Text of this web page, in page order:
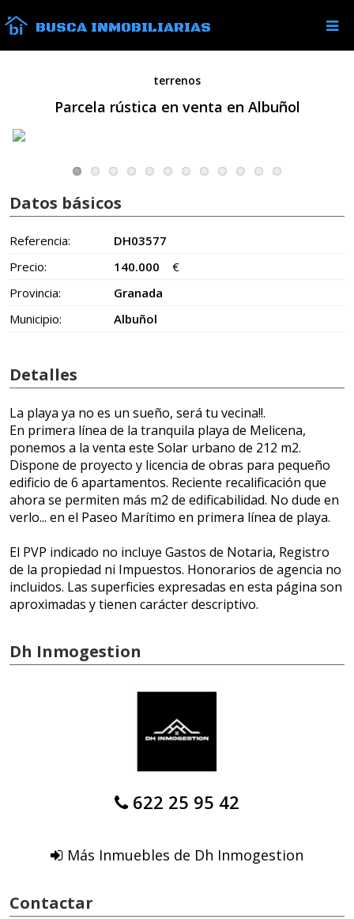
BUSCA INMOBILIARIAS
terrenos
Parcela rústica en venta en Albuñol
Datos básicos
Referencia:
DH03577
Precio:
140.000
€
Provincia:
Granada
Municipio:
Albuñol
Detalles
La playa ya no es un sueño, será tu vecina!!.
En primera línea de la tranquila playa de Melicena,
ponemos a la venta este Solar urbano de 212 m2.
Dispone de proyecto y licencia de obras para pequeño
edificio de 6 apartamentos. Reciente recalificación que
ahora se permiten más m2 de edificabilidad. No dude en
verlo... en el Paseo Marítimo en primera línea de playa.
El PVP indicado no incluye Gastos de Notaria, Registro
de la propiedad ni Impuestos. Honorarios de agencia no
incluidos. Las superficies expresadas en esta página son
aproximadas y tienen carácter descriptivo.
Dh Inmogestion
622 25 95 42
Más Inmuebles de Dh Inmogestion
Contactar